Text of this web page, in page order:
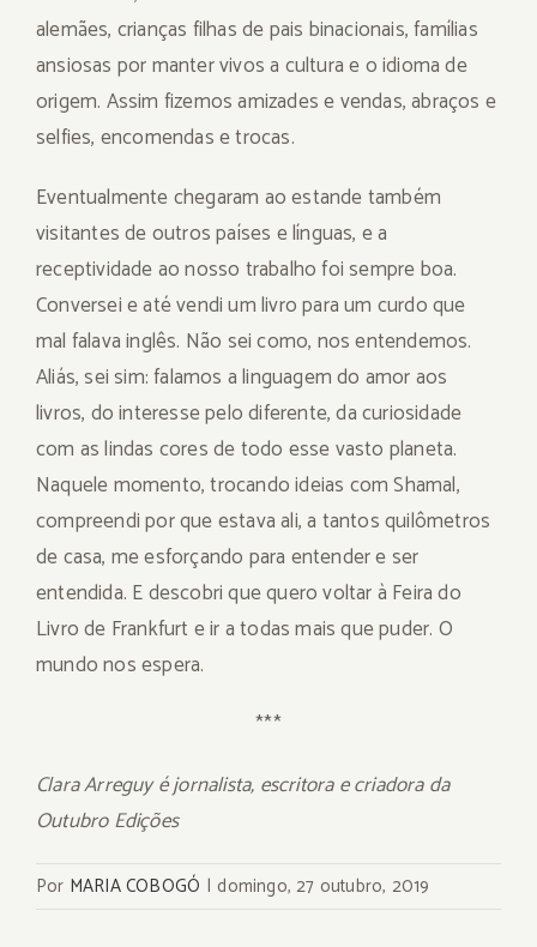
alemães, crianças filhas de pais binacionais, famílias
ansiosas por manter vivos a cultura e o idioma de
origem. Assim fizemos amizades e vendas, abraços e
selfies, encomendas e trocas.
Eventualmente chegaram ao estande também
visitantes de outros países e línguas, e a
receptividade ao nosso trabalho foi sempre boa.
Conversei e até vendi um livro para um curdo que
mal falava inglês. Não sei como, nos entendemos.
Aliás, sei sim: falamos a linguagem do amor aos
livros, do interesse pelo diferente, da curiosidade
com as lindas cores de todo esse vasto planeta.
Naquele momento, trocando ideias com Shamal,
compreendi por que estava ali, a tantos quilômetros
de casa, me esforçando para entender e ser
entendida. E descobri que quero voltar à Feira do
Livro de Frankfurt e ir a todas mais que puder. O
mundo nos espera.
***
Clara Arreguy é jornalista, escritora e criadora da
Outubro Edições
Por MARIA COBOGÓ | domingo, 27 outubro, 2019